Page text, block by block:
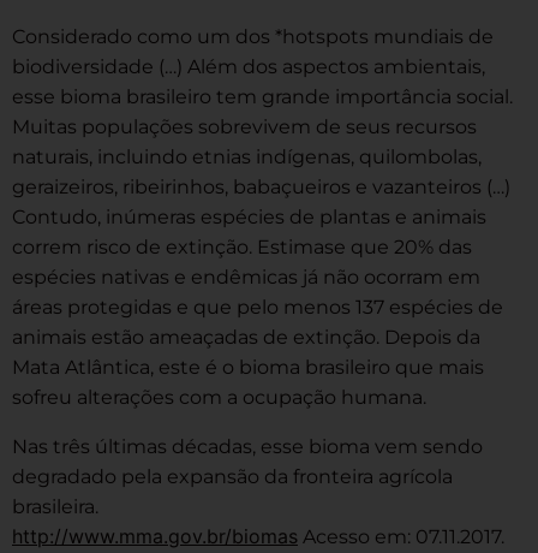
Considerado como um dos *hotspots mundiais de
biodiversidade (…) Além dos aspectos ambientais,
esse bioma brasileiro tem grande importância social.
Muitas populações sobrevivem de seus recursos
naturais, incluindo etnias indígenas, quilombolas,
geraizeiros, ribeirinhos, babaçueiros e vazanteiros (…)
Contudo, inúmeras espécies de plantas e animais
correm risco de extinção. Estimase que 20% das
espécies nativas e endêmicas já não ocorram em
áreas protegidas e que pelo menos 137 espécies de
animais estão ameaçadas de extinção. Depois da
Mata Atlântica, este é o bioma brasileiro que mais
sofreu alterações com a ocupação humana.
Nas três últimas décadas, esse bioma vem sendo
degradado pela expansão da fronteira agrícola
brasileira.
http://www.mma.gov.br/biomas Acesso em: 07.11.2017.